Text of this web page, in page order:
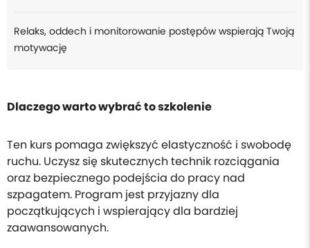
Relaks, oddech i monitorowanie postępów wspierają Twoją
motywację
Dlaczego warto wybrać to szkolenie
Ten kurs pomaga zwiększyć elastyczność i swobodę
ruchu. Uczysz się skutecznych technik rozciągania
oraz bezpiecznego podejścia do pracy nad
szpagatem. Program jest przyjazny dla
początkujących i wspierający dla bardziej
zaawansowanych.